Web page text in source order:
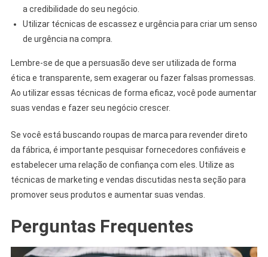
a credibilidade do seu negócio.
Utilizar técnicas de escassez e urgência para criar um senso
de urgência na compra.
Lembre-se de que a persuasão deve ser utilizada de forma
ética e transparente, sem exagerar ou fazer falsas promessas.
Ao utilizar essas técnicas de forma eficaz, você pode aumentar
suas vendas e fazer seu negócio crescer.
Se você está buscando roupas de marca para revender direto
da fábrica, é importante pesquisar fornecedores confiáveis e
estabelecer uma relação de confiança com eles. Utilize as
técnicas de marketing e vendas discutidas nesta seção para
promover seus produtos e aumentar suas vendas.
Perguntas Frequentes